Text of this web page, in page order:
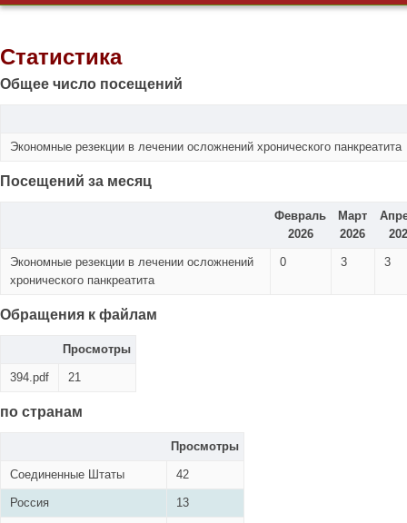
Статистика
Общее число посещений
Экономные резекции в лечении осложнений хронического панкреатита
Посещений за месяц
Февраль
2026
Март
2026
Экономные резекции в лечении осложнений
хронического панкреатита
0 3 3
Обращения к файлам
Просмотры
394.pdf 21
по странам
Просмотры
Соединенные Штаты 42
Россия 13